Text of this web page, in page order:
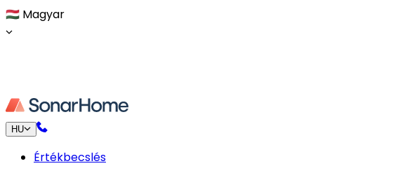
🇭🇺 Magyar
HU
Értékbecslés